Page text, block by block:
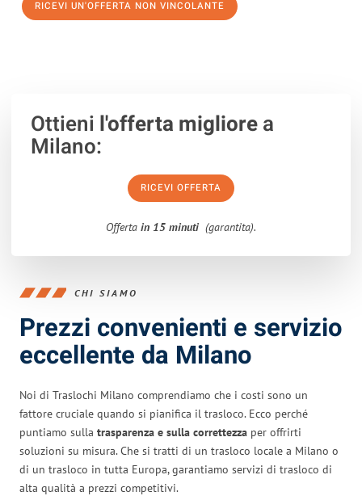
RICEVI UN'OFFERTA NON VINCOLANTE
Ottieni l'offerta migliorea
Milano:
RICEVI OFFERTA
Offerta in 15 minuti (garantita).
CHI SIAMO
Prezzi convenienti e servizio
eccellente da Milano
Noi di Traslochi Milano comprendiamo che i costi sono un
fattore cruciale quando si pianifica il trasloco. Ecco perché
puntiamo sulla trasparenza e sulla correttezza per offrirti
soluzioni su misura. Che si tratti di un trasloco locale a Milano o
di un trasloco in tutta Europa, garantiamo servizi di trasloco di
alta qualità a prezzi competitivi.